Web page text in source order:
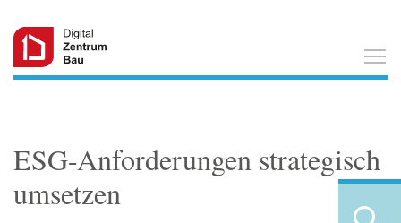
ESG-Anforderungen strategisch
umsetzen